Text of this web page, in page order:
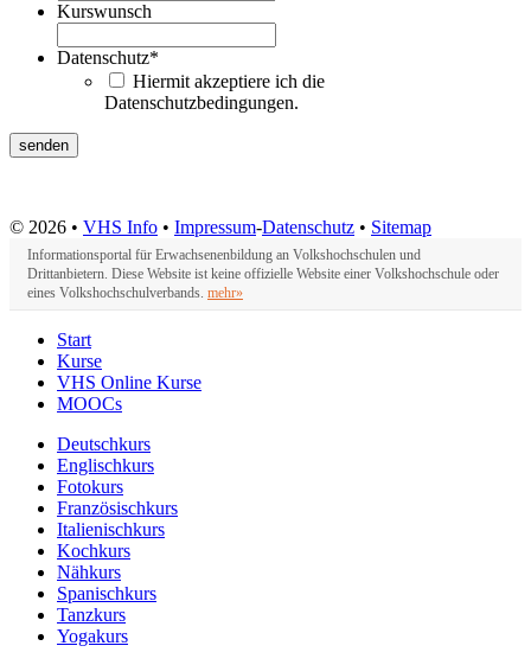
Kurswunsch
Datenschutz*
Hiermit akzeptiere ich die
Datenschutzbedingungen.
© 2026 • VHS Info • Impressum-Datenschutz • Sitemap
Informationsportal für Erwachsenenbildung an Volkshochschulen und
Drittanbietern. Diese Website ist keine offizielle Website einer Volkshochschule oder
eines Volkshochschulverbands. mehr»
Start
Kurse
VHS Online Kurse
MOOCs
Deutschkurs
Englischkurs
Fotokurs
Französischkurs
Italienischkurs
Kochkurs
Nähkurs
Spanischkurs
Tanzkurs
Yogakurs